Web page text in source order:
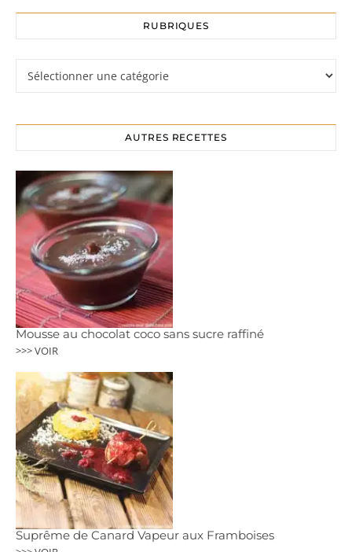
RUBRIQUES
AUTRES RECETTES
Mousse au chocolat coco sans sucre raffiné
>>> VOIR
Suprême de Canard Vapeur aux Framboises